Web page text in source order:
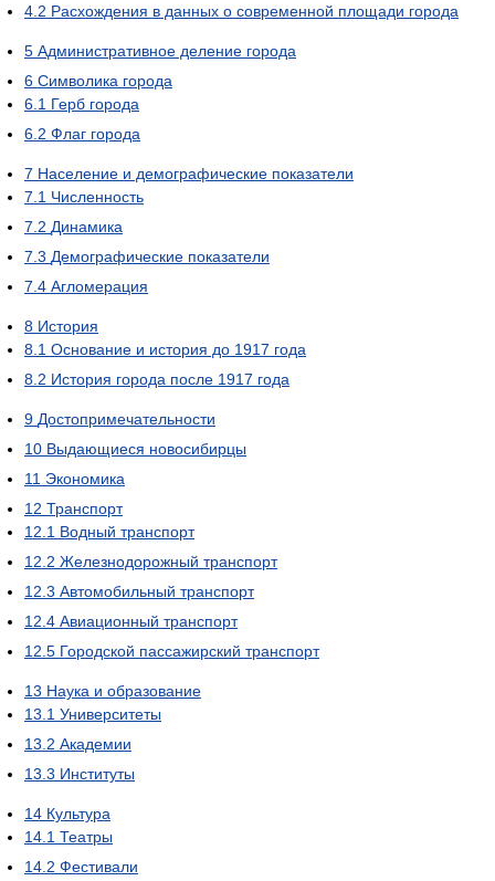
4.2 Расхождения в данных о современной площади города
5 Административное деление города
6 Символика города
6.1 Герб города
6.2 Флаг города
7 Население и демографические показатели
7.1 Численность
7.2 Динамика
7.3 Демографические показатели
7.4 Агломерация
8 История
8.1 Основание и история до 1917 года
8.2 История города после 1917 года
9 Достопримечательности
10 Выдающиеся новосибирцы
11 Экономика
12 Транспорт
12.1 Водный транспорт
12.2 Железнодорожный транспорт
12.3 Автомобильный транспорт
12.4 Авиационный транспорт
12.5 Городской пассажирский транспорт
13 Наука и образование
13.1 Университеты
13.2 Академии
13.3 Институты
14 Культура
14.1 Театры
14.2 Фестивали